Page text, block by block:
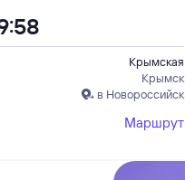
Крымская
Крымск
в Новороссийск
Маршрут